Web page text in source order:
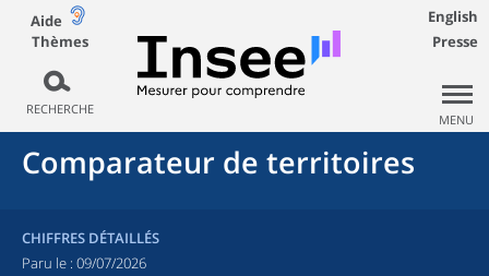
Aide
Thèmes
RECHERCHE
English
Presse
MENU
Comparateur de territoires
CHIFFRES DÉTAILLÉS
Paru le : 09/07/2026